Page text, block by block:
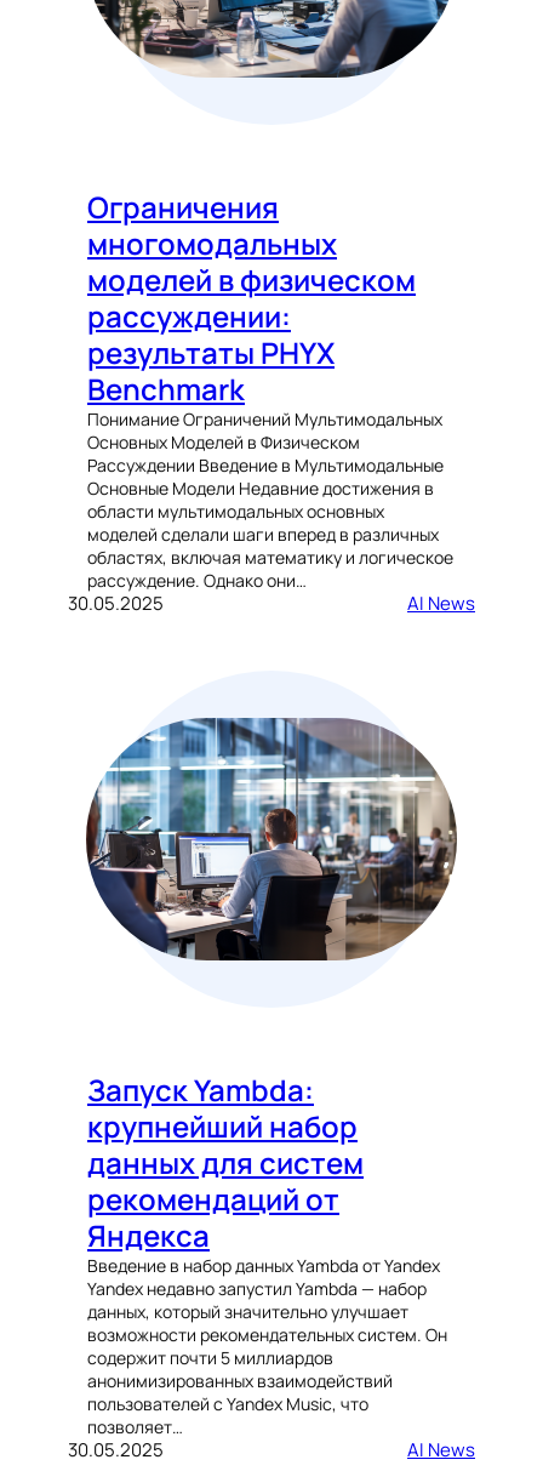
Ограничения
многомодальных
моделей в физическом
рассуждении:
результаты PHYX
Benchmark
Понимание Ограничений Мультимодальных
Основных Моделей в Физическом
Рассуждении Введение в Мультимодальные
Основные Модели Недавние достижения в
области мультимодальных основных
моделей сделали шаги вперед в различных
областях, включая математику и логическое
рассуждение. Однако они…
30.05.2025 AI News
Запуск Yambda:
крупнейший набор
данных для систем
рекомендаций от
Яндекса
Введение в набор данных Yambda от Yandex
Yandex недавно запустил Yambda — набор
данных, который значительно улучшает
возможности рекомендательных систем. Он
содержит почти 5 миллиардов
анонимизированных взаимодействий
пользователей с Yandex Music, что
позволяет…
30.05.2025 AI News